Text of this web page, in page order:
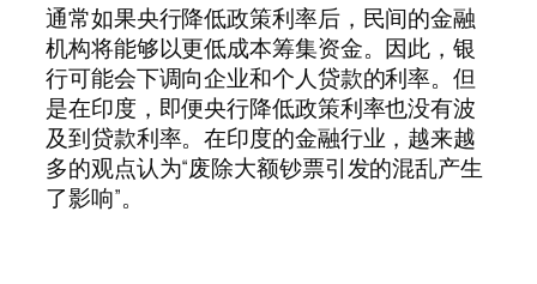
通常如果央行降低政策利率后，民间的金融
机构将能够以更低成本筹集资金。因此，银
行可能会下调向企业和个人贷款的利率。但
是在印度，即便央行降低政策利率也没有波
及到贷款利率。在印度的金融行业，越来越
多的观点认为“废除大额钞票引发的混乱产生
了影响”。